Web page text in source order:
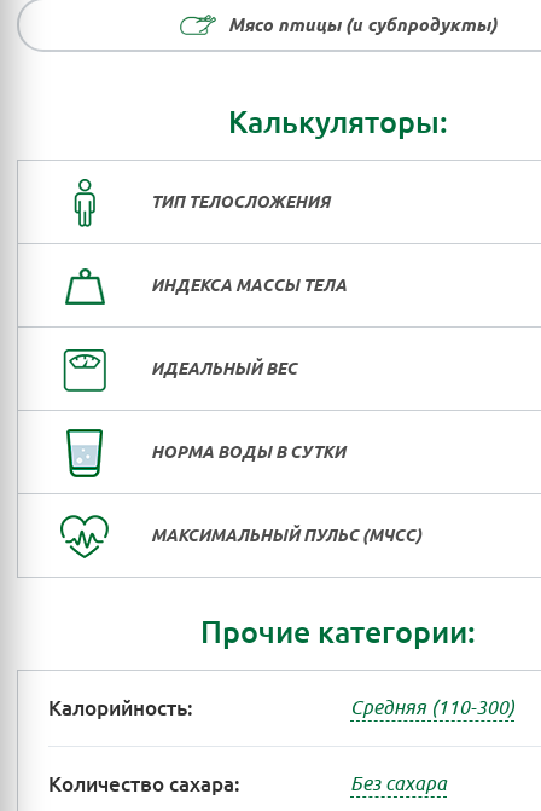
Мясо птицы (и субпродукты)
Калькуляторы:
ТИП ТЕЛОСЛОЖЕНИЯ
ИНДЕКСА МАССЫ ТЕЛА
ИДЕАЛЬНЫЙ ВЕС
НОРМА ВОДЫ В СУТКИ
МАКСИМАЛЬНЫЙ ПУЛЬС (МЧСС)
Прочие категории:
Калорийность: Средняя (110-300)
Количество сахара: Без сахара